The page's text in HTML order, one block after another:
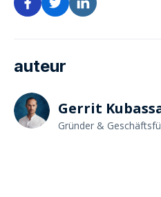
auteur
Gerrit
Gründer &